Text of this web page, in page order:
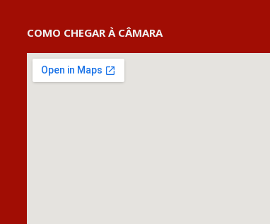
COMO CHEGAR À CÂMARA